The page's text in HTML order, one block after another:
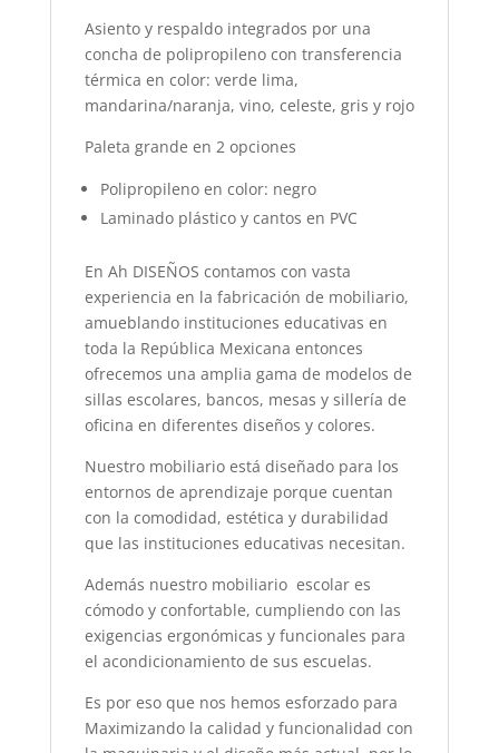
Asiento y respaldo integrados por una
concha de polipropileno con transferencia
térmica en color: verde lima,
mandarina/naranja, vino, celeste, gris y rojo
Paleta grande en 2 opciones
Polipropileno en color: negro
Laminado plástico y cantos en PVC
En Ah DISEÑOS contamos con vasta
experiencia en la fabricación de mobiliario,
amueblando instituciones educativas en
toda la República Mexicana entonces
ofrecemos una amplia gama de modelos de
sillas escolares, bancos, mesas y sillería de
oficina en diferentes diseños y colores.
Nuestro mobiliario está diseñado para los
entornos de aprendizaje porque cuentan
con la comodidad, estética y durabilidad
que las instituciones educativas necesitan.
Además nuestro mobiliario escolar es
cómodo y confortable, cumpliendo con las
exigencias ergonómicas y funcionales para
el acondicionamiento de sus escuelas.
Es por eso que nos hemos esforzado para
Maximizando la calidad y funcionalidad con